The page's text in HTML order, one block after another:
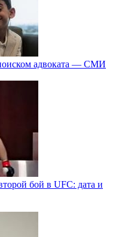
адвоката — СМИ
бой в UFC: дата и